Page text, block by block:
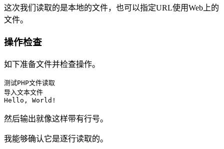
这次我们读取的是本地的文件，也可以指定URL使用Web上的
文件。
操作检查
如下准备文件并检查操作。
测试PHP文件读取
导入文本文件
Hello, World!
然后输出就像这样带有行号。
我能够确认它是逐行读取的。